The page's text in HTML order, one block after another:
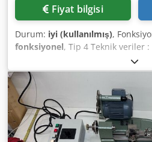
Fiyat bilgisi
Durum: iyi (kullanılmış),
fonksiyonel, Tip 4 Teknik veriler
400 mm Chedey Hqynopfx Ab
merkez yüksekliği 120 mm 71 -
Tahrik gücü 0,6 / 0,8 kW
değişken yaklaşık 6 - 450 mm/dak